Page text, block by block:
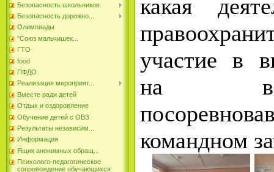
Безопасность школьников
Безопасность дорожно...
Олимпиады
"Союз мальчишек...
ГТО
food
ПФДО
Реализация мероприят...
Вместе ради детей
Отдых и оздоровление
Обучение детей с ОВЗ
Результаты независим...
Информация
Ящик анонимных обращ...
Психолого-педагогическое
сопровождение обучающихся
какая
участие в
на
командном